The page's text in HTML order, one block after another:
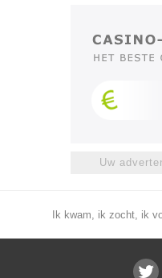
Uw
Ik kwam, ik zocht, ik